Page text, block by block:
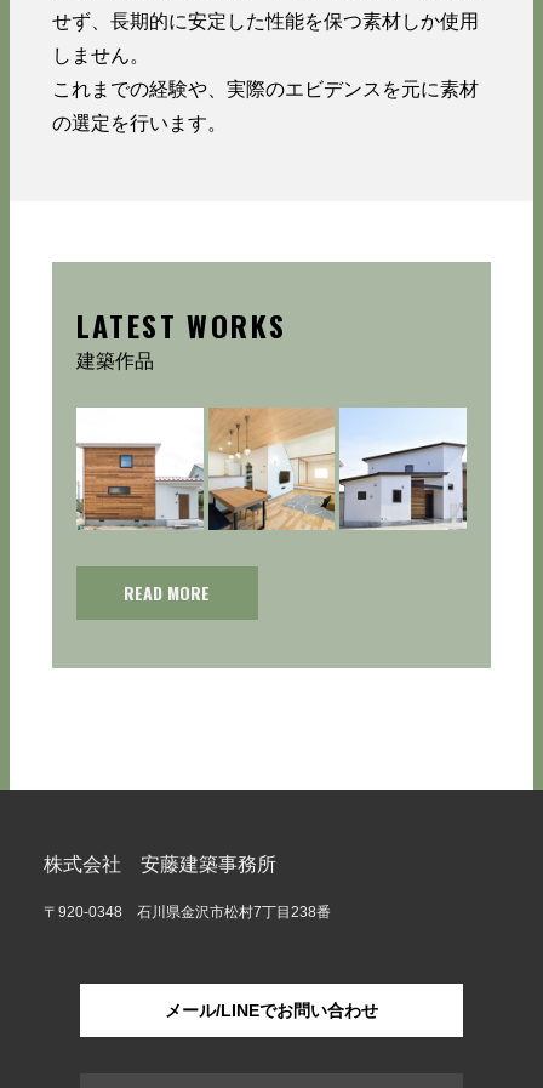
せず、長期的に安定した性能を保つ素材しか使用
しません。
これまでの経験や、実際のエビデンスを元に素材
の選定を行います。
LATEST WORKS
建築作品
READ MORE
株式会社 安藤建築事務所
〒920-0348 石川県金沢市松村7丁目238番
メール/LINEでお問い合わせ